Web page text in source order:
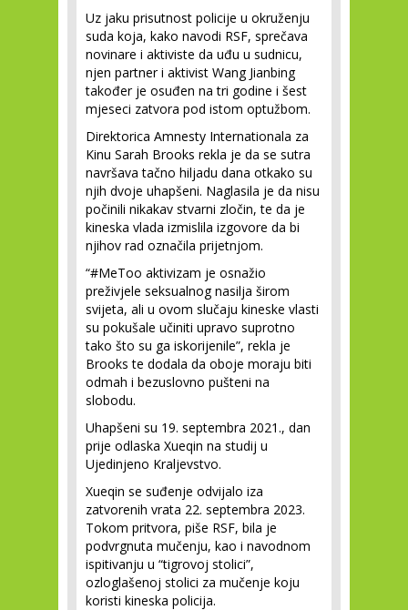
Uz jaku prisutnost policije u okruženju
suda koja, kako navodi RSF, sprečava
novinare i aktiviste da uđu u sudnicu,
njen partner i aktivist Wang Jianbing
također je osuđen na tri godine i šest
mjeseci zatvora pod istom optužbom.
Direktorica Amnesty Internationala za
Kinu Sarah Brooks rekla je da se sutra
navršava tačno hiljadu dana otkako su
njih dvoje uhapšeni. Naglasila je da nisu
počinili nikakav stvarni zločin, te da je
kineska vlada izmislila izgovore da bi
njihov rad označila prijetnjom.
“#MeToo aktivizam je osnažio
preživjele seksualnog nasilja širom
svijeta, ali u ovom slučaju kineske vlasti
su pokušale učiniti upravo suprotno
tako što su ga iskorijenile”, rekla je
Brooks te dodala da oboje moraju biti
odmah i bezuslovno pušteni na
slobodu.
Uhapšeni su 19. septembra 2021., dan
prije odlaska Xueqin na studij u
Ujedinjeno Kraljevstvo.
Xueqin se suđenje odvijalo iza
zatvorenih vrata 22. septembra 2023.
Tokom pritvora, piše RSF, bila je
podvrgnuta mučenju, kao i navodnom
ispitivanju u “tigrovoj stolici”,
ozloglašenoj stolici za mučenje koju
koristi kineska policija.